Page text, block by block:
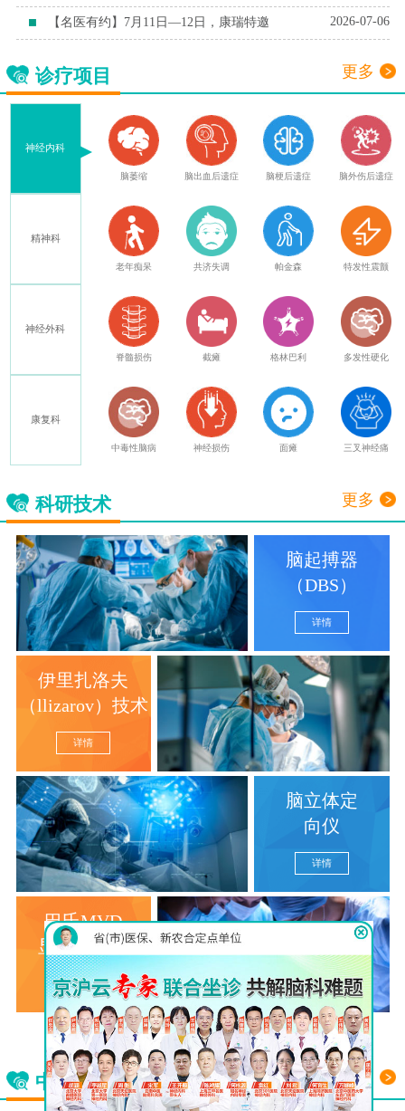
【名医有约】7月11日—12日，康瑞特邀 2026-07-06
诊疗项目 更多
神经内科
精神科
神经外科
康复科
脑萎缩 脑出血后遗症 脑梗后遗症 脑外伤后遗症
老年痴呆 共济失调 帕金森 特发性震颤
脊髓损伤 截瘫 格林巴利 多发性硬化
中毒性脑病 神经损伤 面瘫 三叉神经痛
科研技术 更多
脑起搏器
（DBS）
详情
伊里扎洛夫
（llizarov）技术
详情
脑立体定
向仪
详情
巴氏MVD
显微分离术
详情
查看更多
中西医结合看脑病 更多